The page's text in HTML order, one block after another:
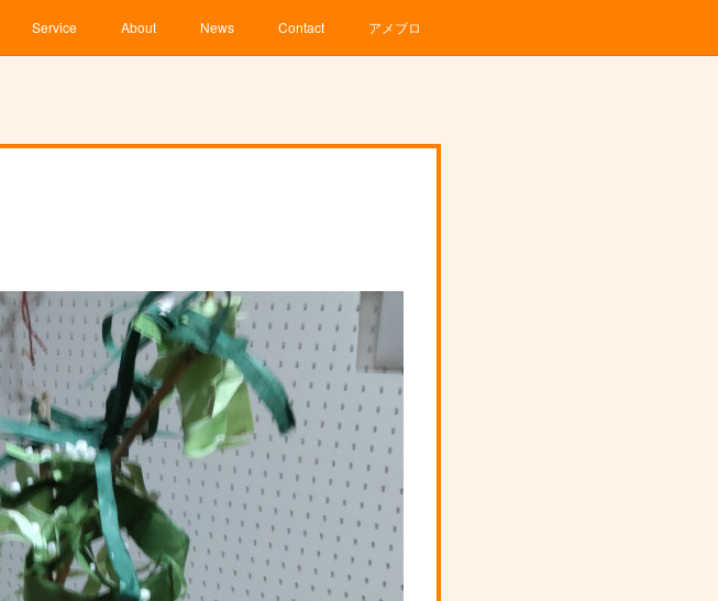
Service About News Contact アメブロ